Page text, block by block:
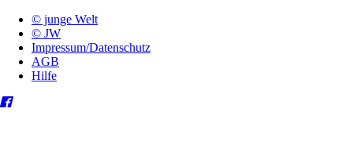
© junge Welt
© JW
Impressum/Datenschutz
AGB
Hilfe